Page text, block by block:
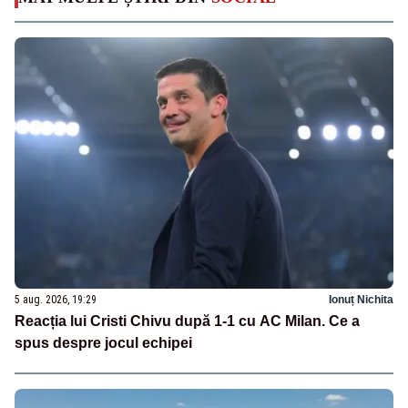
5 aug. 2026, 19:29 Ionuț Nichita
Reacția lui Cristi Chivu după 1-1 cu AC Milan. Ce a
spus despre jocul echipei